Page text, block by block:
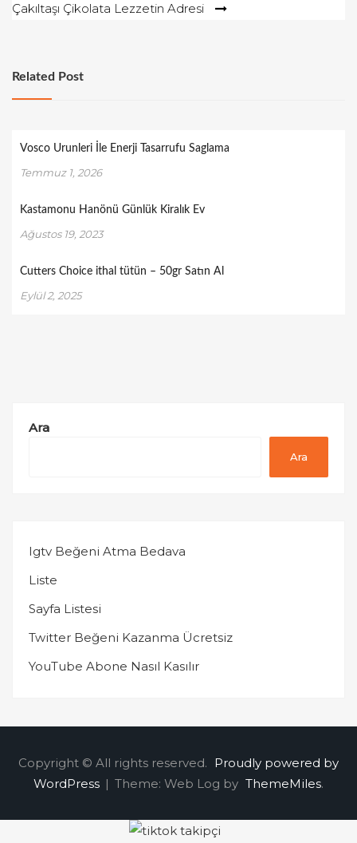
Çakıltaşı Çikolata Lezzetin Adresi
Related Post
Vosco Urunleri İle Enerji Tasarrufu Saglama
Temmuz 1, 2026
Kastamonu Hanönü Günlük Kiralık Ev
Ağustos 19, 2023
Cutters Choice ithal tütün – 50gr Satın Al
Eylül 2, 2025
Ara
Ara
Igtv Beğeni Atma Bedava
Liste
Sayfa Listesi
Twitter Beğeni Kazanma Ücretsiz
YouTube Abone Nasıl Kasılır
Copyright © All rights reserved. Proudly powered by
WordPress | Theme: Web Log by ThemeMiles.